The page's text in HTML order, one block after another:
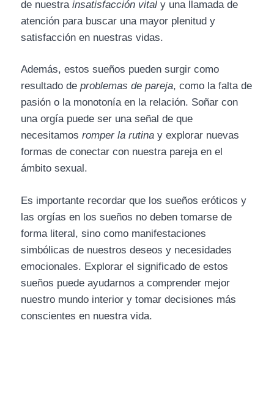
de nuestra insatisfacción vital y una llamada de
atención para buscar una mayor plenitud y
satisfacción en nuestras vidas.
Además, estos sueños pueden surgir como
resultado de problemas de pareja, como la falta de
pasión o la monotonía en la relación. Soñar con
una orgía puede ser una señal de que
necesitamos romper la rutina y explorar nuevas
formas de conectar con nuestra pareja en el
ámbito sexual.
Es importante recordar que los sueños eróticos y
las orgías en los sueños no deben tomarse de
forma literal, sino como manifestaciones
simbólicas de nuestros deseos y necesidades
emocionales. Explorar el significado de estos
sueños puede ayudarnos a comprender mejor
nuestro mundo interior y tomar decisiones más
conscientes en nuestra vida.